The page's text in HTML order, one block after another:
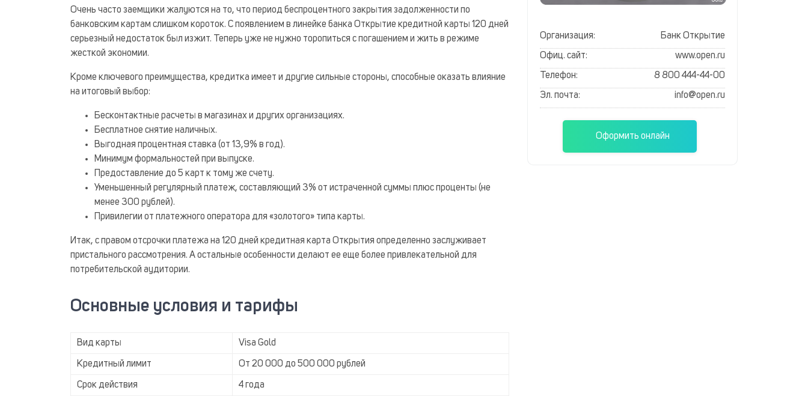
Очень часто заемщики жалуются на то, что период беспроцентного закрытия задолженности по
банковским картам слишком короток. С появлением в линейке банка Открытие кредитной карты 120 дней
серьезный недостаток был изжит. Теперь уже не нужно торопиться с погашением и жить в режиме
жесткой экономии.
Кроме ключевого преимущества, кредитка имеет и другие сильные стороны, способные оказать влияние
на итоговый выбор:
Бесконтактные расчеты в магазинах и других организациях.
Бесплатное снятие наличных.
Выгодная процентная ставка (от 13,9% в год).
Минимум формальностей при выпуске.
Предоставление до 5 карт к тому же счету.
Уменьшенный регулярный платеж, составляющий 3% от истраченной суммы плюс проценты (не
менее 300 рублей).
Привилегии от платежного оператора для «золотого» типа карты.
Итак, с правом отсрочки платежа на 120 дней кредитная карта Открытия определенно заслуживает
пристального рассмотрения. А остальные особенности делают ее еще более привлекательной для
потребительской аудитории.
Основные условия и тарифы
Вид карты Visa Gold
Кредитный лимит От 20 000 до 500 000 рублей
Срок действия 4 года
Организация: Банк Открытие
Офиц. сайт: www.open.ru
Телефон: 8 800 444-44-00
Эл. почта: info@open.ru
Оформить онлайн